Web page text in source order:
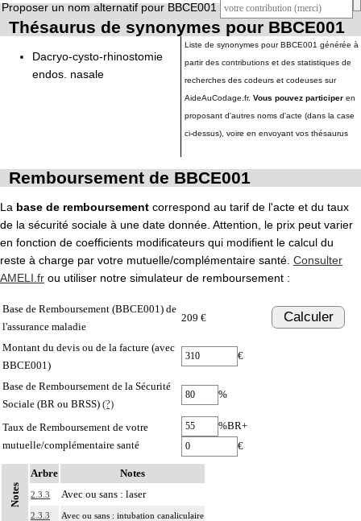
Proposer un nom alternatif pour BBCE001
Thésaurus de synonymes pour BBCE001
Dacryo-cysto-rhinostomie
endos. nasale
Liste de synonymes pour BBCE001 générée à
partir des contributions et des statistiques de
recherches des codeurs et codeuses sur
AideAuCodage.fr. Vous pouvez participer en
proposant d'autres noms d'acte (dans la case
ci-dessus), voire en envoyant vos thésaurus
Remboursement de BBCE001
La base de remboursement correspond au tarif de l'acte et du taux
de la sécurité sociale à une date donnée. Attention, le prix peut varier
en fonction de coefficients modificateurs qui modifient le calcul du
reste à charge par votre mutuelle/complémentaire santé. Consulter
AMELI.fr ou utiliser notre simulateur de remboursement :
Base de Remboursement (BBCE001) de
l'assurance maladie
209 € Calculer
Montant du devis ou de la facture (avec
BBCE001)
€
Base de Remboursement de la Sécurité
Sociale (BR ou BRSS) (?)
%
Taux de Remboursement de votre
mutuelle/complémentaire santé
%BR+
€
Notes
Arbre Notes
2.3.3 Avec ou sans : laser
2.3.3 Avec ou sans : intubation canaliculaire